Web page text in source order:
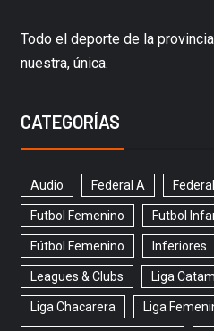
Todo el deporte de la
nuestra, única.
CATEGORÍAS
Audio Federal A
Futbol Femenino Futbol
Fútbol Femenino Inferiores
Leagues & Clubs Liga
Liga Chacarera Liga